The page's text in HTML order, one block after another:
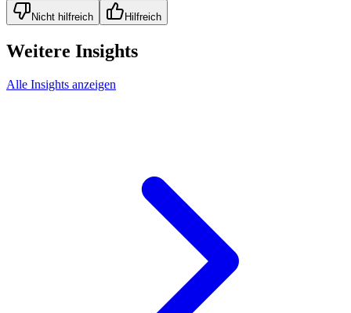
Nicht hilfreich Hilfreich
Weitere Insights
Alle Insights anzeigen